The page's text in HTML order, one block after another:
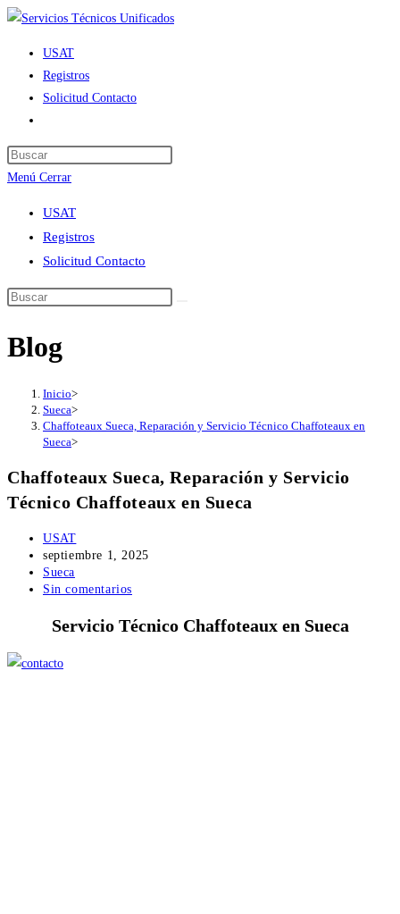
Ir
contenido
USAT
Registros
Solicitud Contacto
de
la
web
Menú Cerrar
USAT
Registros
Solicitud Contacto
Blog
Inicio>
Sueca>
Chaffoteaux Sueca, Reparación y Servicio Técnico Chaffoteaux en
Sueca>
Chaffoteaux Sueca, Reparación y Servicio
Técnico Chaffoteaux en Sueca
Autor
de
la
entrada:
USAT
Publicación
de
la
septiembre 1, 2025
Categoría
de
entrada:
Sueca
Comentarios
Sin comentarios
Servicio Técnico Chaffoteaux en Sueca